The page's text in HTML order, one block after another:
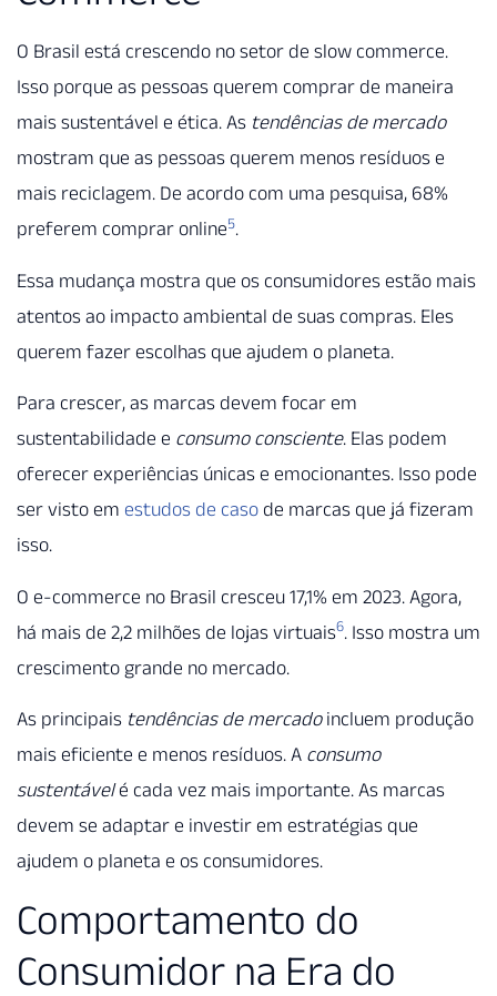
O Brasil está crescendo no setor de slow commerce.
Isso porque as pessoas querem comprar de maneira
mais sustentável e ética. As tendências de mercado
mostram que as pessoas querem menos resíduos e
mais reciclagem. De acordo com uma pesquisa, 68%
preferem comprar online5.
Essa mudança mostra que os consumidores estão mais
atentos ao impacto ambiental de suas compras. Eles
querem fazer escolhas que ajudem o planeta.
Para crescer, as marcas devem focar em
sustentabilidade e consumo consciente. Elas podem
oferecer experiências únicas e emocionantes. Isso pode
ser visto em estudos de caso de marcas que já fizeram
isso.
O e-commerce no Brasil cresceu 17,1% em 2023. Agora,
há mais de 2,2 milhões de lojas virtuais6. Isso mostra um
crescimento grande no mercado.
As principais tendências de mercadoincluem produção
mais eficiente e menos resíduos. A consumo
sustentávelé cada vez mais importante. As marcas
devem se adaptar e investir em estratégias que
ajudem o planeta e os consumidores.
Comportamento do
Consumidor na Era do